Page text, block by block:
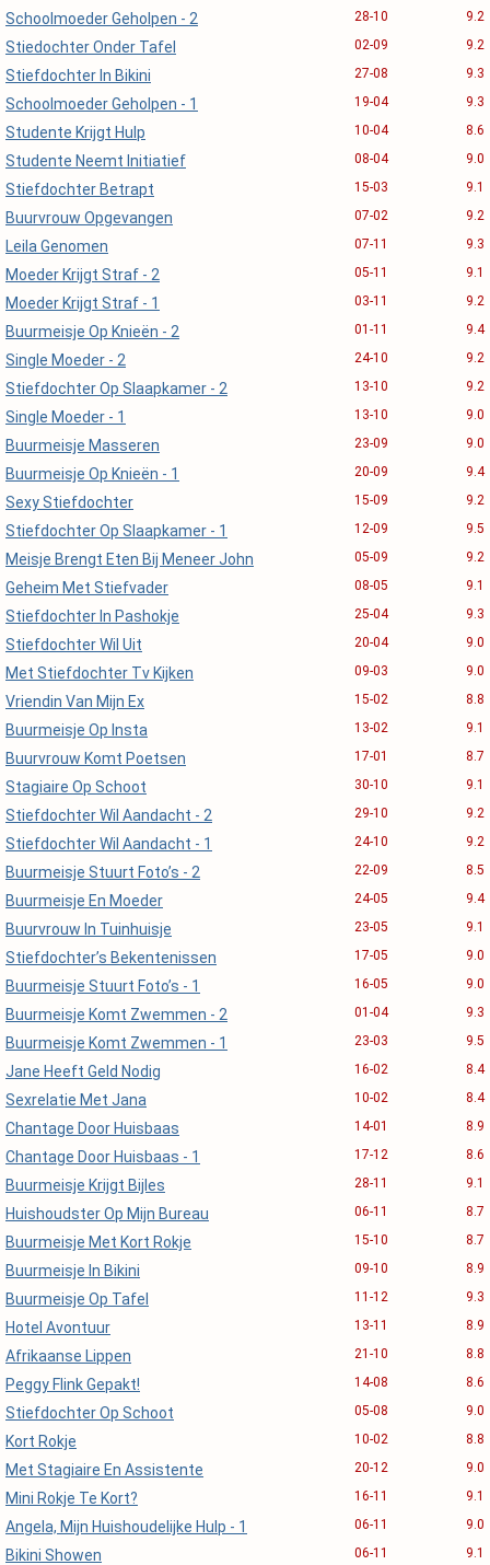
Schoolmoeder Geholpen - 2 28-10 9.2
Stiedochter Onder Tafel 02-09 9.2
Stiefdochter In Bikini 27-08 9.3
Schoolmoeder Geholpen - 1 19-04 9.3
Studente Krijgt Hulp 10-04 8.6
Studente Neemt Initiatief 08-04 9.0
Stiefdochter Betrapt 15-03 9.1
Buurvrouw Opgevangen 07-02 9.2
Leila Genomen 07-11 9.3
Moeder Krijgt Straf - 2 05-11 9.1
Moeder Krijgt Straf - 1 03-11 9.2
Buurmeisje Op Knieën - 2 01-11 9.4
Single Moeder - 2 24-10 9.2
Stiefdochter Op Slaapkamer - 2 13-10 9.2
Single Moeder - 1 13-10 9.0
Buurmeisje Masseren 23-09 9.0
Buurmeisje Op Knieën - 1 20-09 9.4
Sexy Stiefdochter 15-09 9.2
Stiefdochter Op Slaapkamer - 1 12-09 9.5
Meisje Brengt Eten Bij Meneer John 05-09 9.2
Geheim Met Stiefvader 08-05 9.1
Stiefdochter In Pashokje 25-04 9.3
Stiefdochter Wil Uit 20-04 9.0
Met Stiefdochter Tv Kijken 09-03 9.0
Vriendin Van Mijn Ex 15-02 8.8
Buurmeisje Op Insta 13-02 9.1
Buurvrouw Komt Poetsen 17-01 8.7
Stagiaire Op Schoot 30-10 9.1
Stiefdochter Wil Aandacht - 2 29-10 9.2
Stiefdochter Wil Aandacht - 1 24-10 9.2
Buurmeisje Stuurt Foto’s - 2 22-09 8.5
Buurmeisje En Moeder 24-05 9.4
Buurvrouw In Tuinhuisje 23-05 9.1
Stiefdochter’s Bekentenissen 17-05 9.0
Buurmeisje Stuurt Foto’s - 1 16-05 9.0
Buurmeisje Komt Zwemmen - 2 01-04 9.3
Buurmeisje Komt Zwemmen - 1 23-03 9.5
Jane Heeft Geld Nodig 16-02 8.4
Sexrelatie Met Jana 10-02 8.4
Chantage Door Huisbaas 14-01 8.9
Chantage Door Huisbaas - 1 17-12 8.6
Buurmeisje Krijgt Bijles 28-11 9.1
Huishoudster Op Mijn Bureau 06-11 8.7
Buurmeisje Met Kort Rokje 15-10 8.7
Buurmeisje In Bikini 09-10 8.9
Buurmeisje Op Tafel 11-12 9.3
Hotel Avontuur 13-11 8.9
Afrikaanse Lippen 21-10 8.8
Peggy Flink Gepakt! 14-08 8.6
Stiefdochter Op Schoot 05-08 9.0
Kort Rokje 10-02 8.8
Met Stagiaire En Assistente 20-12 9.0
Mini Rokje Te Kort? 16-11 9.1
Angela, Mijn Huishoudelijke Hulp - 1 06-11 9.0
Bikini Showen 06-11 9.1